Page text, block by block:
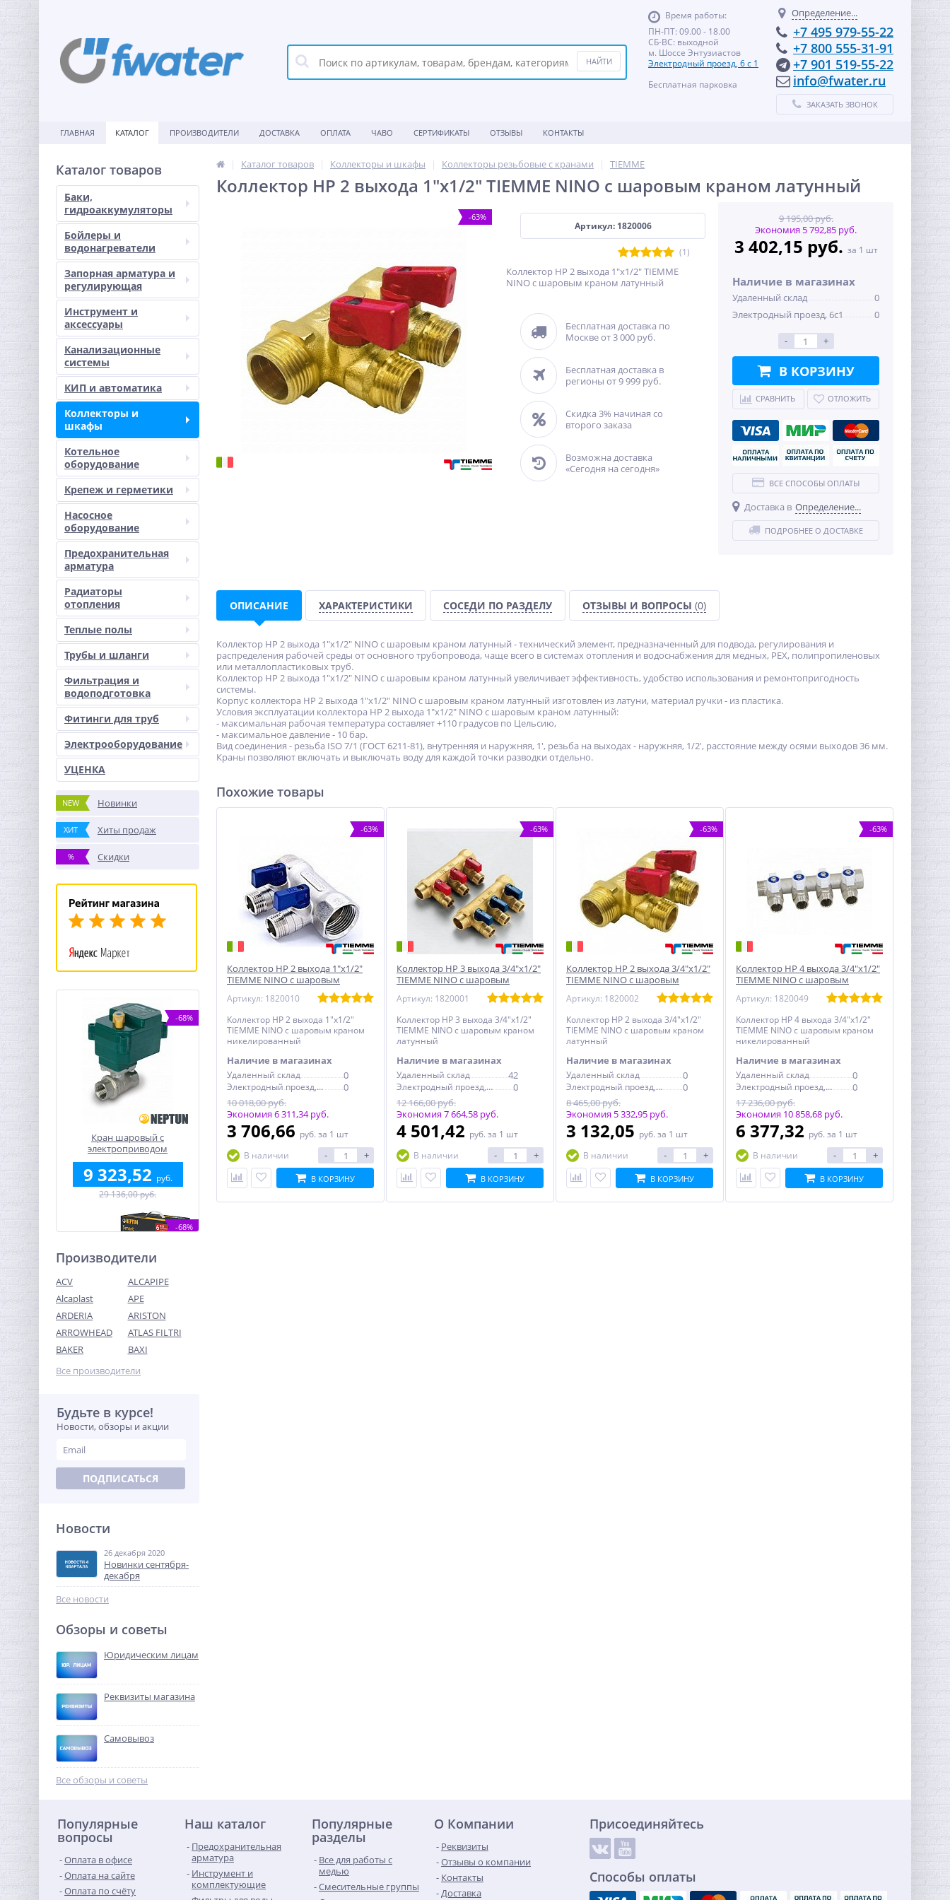
Время работы:
ПН-ПТ: 09.00 - 18.00
СБ-ВС: выходной
м. Шоссе Энтузиастов
Электродный проезд, 6 с 1
Бесплатная парковка
Определение...
+7 495 979-55-22
+7 800 555-31-91
+7 901 519-55-22
info@fwater.ru
ЗАКАЗАТЬ ЗВОНОК
ГЛАВНАЯ КАТАЛОГ ПРОИЗВОДИТЕЛИ ДОСТАВКА ОПЛАТА ЧАВО СЕРТИФИКАТЫ ОТЗЫВЫ КОНТАКТЫ
Каталог товаров
Баки,
гидроаккумуляторы
Бойлеры и
водонагреватели
Запорная арматура и
регулирующая
Инструмент и
аксессуары
Канализационные
системы
КИП и автоматика
Коллекторы и
шкафы
Котельное
оборудование
Крепеж и герметики
Насосное
оборудование
Предохранительная
арматура
Радиаторы
отопления
Теплые полы
Трубы и шланги
Фильтрация и
водоподготовка
Фитинги для труб
Электрооборудование
УЦЕНКА
NEW Новинки
ХИТ Хиты продаж
% Скидки
-68%
Кран шаровый с
электроприводом
BugattiPro 12В 3/4"
9 323,52 руб.
29 136,00 руб.
-68%
Система контроля
протечек Neptun Bugatti
Smart Tuya 1/2"
37 018,88
Модуль расширения
Neptun Smart радио
2 340,80
Переходник резьбовой 1"
х 3/4" ВН никель UNI-FITT
748,00 руб.
-68%
Производители
ACV
ALCAPIPE
Alcaplast
APE
ARDERIA
ARISTON
ARROWHEAD
ATLAS FILTRI
BAKER
BAXI
Все производители
Будьте в курсе!
Новости, обзоры и акции
ПОДПИСАТЬСЯ
Новости
26 декабря 2020
Новинки сентября-
декабря
Все новости
Обзоры и советы
Юридическим лицам
Реквизиты магазина
Самовывоз
Все обзоры и советы
Каталог товаров Коллекторы и шкафы Коллекторы резьбовые с кранами TIEMME
Коллектор НР 2 выхода 1"х1/2" TIEMME NINO с шаровым краном латунный
-63%
Артикул: 1820006
(1)
Коллектор НР 2 выхода 1"х1/2" TIEMME
NINO с шаровым краном латунный
Бесплатная доставка по
Москве от 3 000 руб.
Бесплатная доставка в
регионы от 9 999 руб.
Скидка 3% начиная со
второго заказа
Возможна доставка
«Сегодня на сегодня»
9 195,00 руб.
Экономия 5 792,85 руб.
3 402,15 руб. за 1 шт
Наличие в магазинах
Удаленный склад
0
Электродный проезд, 6с1
0
- +
В КОРЗИНУ
СРАВНИТЬ ОТЛОЖИТЬ
ВСЕ СПОСОБЫ ОПЛАТЫ
Доставка в Определение...
ПОДРОБНЕЕ О ДОСТАВКЕ
ОПИСАНИЕ ХАРАКТЕРИСТИКИ СОСЕДИ ПО РАЗДЕЛУ ОТЗЫВЫ И ВОПРОСЫ (0)
Коллектор НР 2 выхода 1"х1/2" NINO с шаровым краном латунный - технический элемент, предназначенный для подвода, регулирования и
распределения рабочей среды от основного трубопровода, чаще всего в системах отопления и водоснабжения для медных, PEX, полипропиленовых
или металлопластиковых труб.
Коллектор НР 2 выхода 1"х1/2" NINO с шаровым краном латунный увеличивает эффективность, удобство использования и ремонтопригодность
системы.
Корпус коллектора НР 2 выхода 1"х1/2" NINO с шаровым краном латунный изготовлен из латуни, материал ручки - из пластика.
Условия эксплуатации коллектора НР 2 выхода 1"х1/2" NINO с шаровым краном латунный:
- максимальная рабочая температура составляет +110 градусов по Цельсию,
- максимальное давление - 10 бар.
Вид соединения - резьба ISO 7/1 (ГОСТ 6211-81), внутренняя и наружняя, 1', резьба на выходах - наружняя, 1/2', расстояние между осями выходов 36 мм.
Краны позволяют включать и выключать воду для каждой точки разводки отдельно.
Похожие товары
-63%
Коллектор НР 2 выхода 1"х1/2"
TIEMME NINO с шаровым
краном никелированный
Артикул: 1820010
Коллектор НР 2 выхода 1"х1/2"
TIEMME NINO с шаровым краном
никелированный
Наличие в магазинах
Удаленный склад 0
Электродный проезд, 6с1
0
10 018,00 руб.
Экономия 6 311,34 руб.
3 706,66 руб. за 1 шт
В наличии
- +
В КОРЗИНУ
-63%
Коллектор НР 3 выхода 3/4"х1/2"
TIEMME NINO с шаровым
Артикул: 1820001
Коллектор НР 3 выхода 3/4"х1/2"
TIEMME NINO с шаровым краном
латунный
Наличие в магазинах
Удаленный склад 42
Электродный проезд, 6с1
0
12 166,00 руб.
Экономия 7 664,58 руб.
4 501,42 руб. за 1 шт
В наличии
- +
В КОРЗИНУ
-63%
Коллектор НР 2 выхода 3/4"х1/2"
TIEMME NINO с шаровым
Артикул: 1820002
Коллектор НР 2 выхода 3/4"х1/2"
TIEMME NINO с шаровым краном
латунный
Наличие в магазинах
Удаленный склад 0
Электродный проезд, 6с1
0
8 465,00 руб.
Экономия 5 332,95 руб.
3 132,05 руб. за 1 шт
В наличии
- +
В КОРЗИНУ
-63%
Коллектор НР 4 выхода 3/4"х1/2"
TIEMME NINO с шаровым
краном никелированный
Артикул: 1820049
Коллектор НР 4 выхода 3/4"х1/2"
TIEMME NINO с шаровым краном
никелированный
Наличие в магазинах
Удаленный склад 0
Электродный проезд, 6с1
0
17 236,00 руб.
Экономия 10 858,68 руб.
6 377,32 руб. за 1 шт
В наличии
- +
В КОРЗИНУ
Популярные
вопросы
Оплата в офисе
Оплата на сайте
Оплата по счёту
Наш каталог
Предохранительная
арматура
Инструмент и
комплектующие
Популярные
разделы
Все для работы с
медью
Смесительные группы
О Компании
Реквизиты
Отзывы о компании
Контакты
Доставка
Присоединяйтесь
Способы оплаты